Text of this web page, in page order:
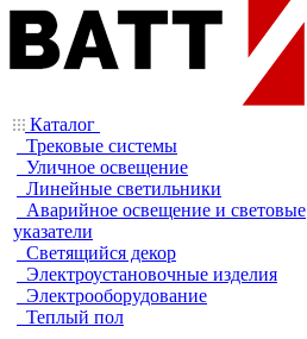
Каталог
Трековые системы
Уличное освещение
Линейные светильники
Аварийное освещение и световые
указатели
Светящийся декор
Электроустановочные изделия
Электрооборудование
Теплый пол